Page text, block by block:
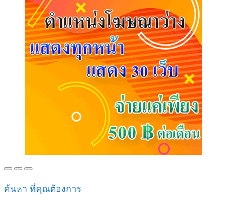
ค้นหา ที่คุณต้องการ